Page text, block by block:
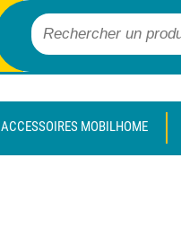
ACCESSOIRES MOBILHOME